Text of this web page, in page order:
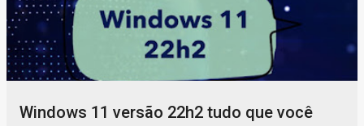
Windows 11 versão 22h2 tudo que você